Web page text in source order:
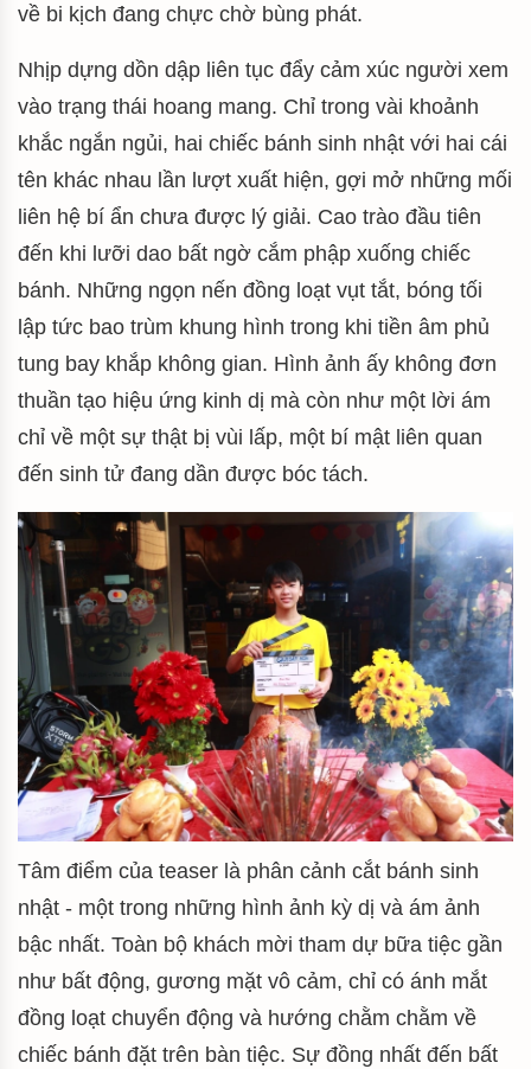
về bi kịch đang chực chờ bùng phát.
Nhịp dựng dồn dập liên tục đẩy cảm xúc người xem
vào trạng thái hoang mang. Chỉ trong vài khoảnh
khắc ngắn ngủi, hai chiếc bánh sinh nhật với hai cái
tên khác nhau lần lượt xuất hiện, gợi mở những mối
liên hệ bí ẩn chưa được lý giải. Cao trào đầu tiên
đến khi lưỡi dao bất ngờ cắm phập xuống chiếc
bánh. Những ngọn nến đồng loạt vụt tắt, bóng tối
lập tức bao trùm khung hình trong khi tiền âm phủ
tung bay khắp không gian. Hình ảnh ấy không đơn
thuần tạo hiệu ứng kinh dị mà còn như một lời ám
chỉ về một sự thật bị vùi lấp, một bí mật liên quan
đến sinh tử đang dần được bóc tách.
Tâm điểm của teaser là phân cảnh cắt bánh sinh
nhật - một trong những hình ảnh kỳ dị và ám ảnh
bậc nhất. Toàn bộ khách mời tham dự bữa tiệc gần
như bất động, gương mặt vô cảm, chỉ có ánh mắt
đồng loạt chuyển động và hướng chằm chằm về
chiếc bánh đặt trên bàn tiệc. Sự đồng nhất đến bất